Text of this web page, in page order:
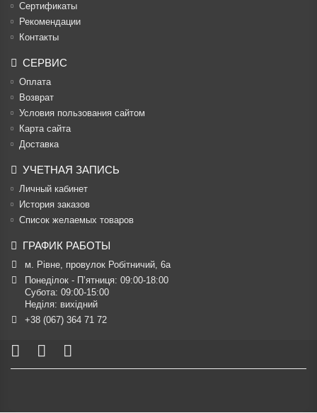
Cертификаты
Рекомендации
Контакты
СЕРВИС
Оплата
Возврат
Условия пользования сайтом
Карта сайта
Доставка
УЧЕТНАЯ ЗАПИСЬ
Личный кабинет
История заказов
Список желаемых товаров
ГРАФИК РАБОТЫ
м. Рівне, провулок Робітничий, 6а
Понеділок - П’ятниця: 09:00-18:00
Субота: 09:00-15:00
Неділя: вихідний
+38 (067) 364 71 72